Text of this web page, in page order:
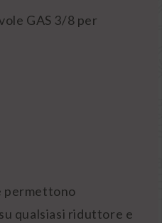
GAS 3/8 per
permettono
qualsiasi riduttore e